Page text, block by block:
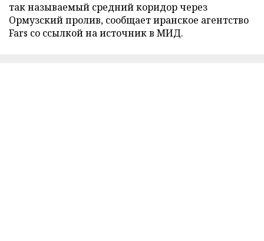
так называемый средний коридор через
Ормузский пролив, сообщает иранское агентство
Fars со ссылкой на источник в МИД.